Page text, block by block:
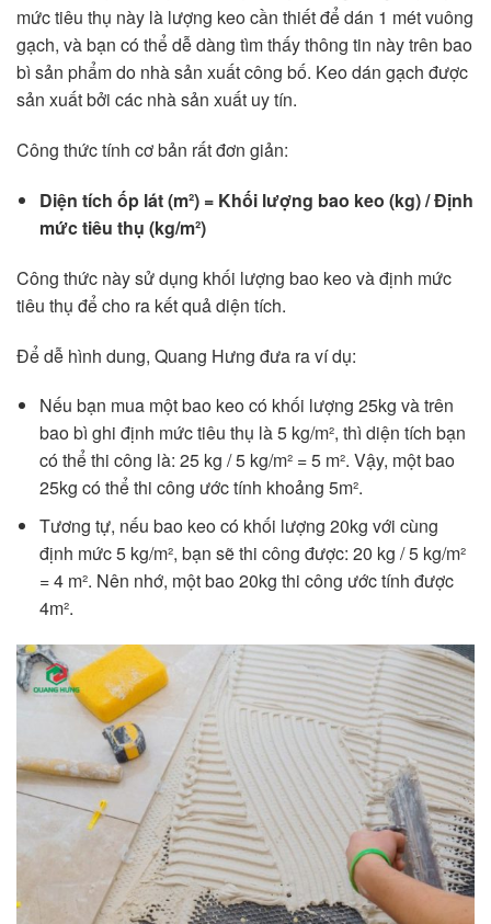
mức tiêu thụ này là lượng keo cần thiết để dán 1 mét vuông
gạch, và bạn có thể dễ dàng tìm thấy thông tin này trên bao
bì sản phẩm do nhà sản xuất công bố. Keo dán gạch được
sản xuất bởi các nhà sản xuất uy tín.
Công thức tính cơ bản rất đơn giản:
Diện tích ốp lát (m²) = Khối lượng bao keo (kg) / Định
mức tiêu thụ (kg/m²)
Công thức này sử dụng khối lượng bao keo và định mức
tiêu thụ để cho ra kết quả diện tích.
Để dễ hình dung, Quang Hưng đưa ra ví dụ:
Nếu bạn mua một bao keo có khối lượng 25kg và trên
bao bì ghi định mức tiêu thụ là 5 kg/m², thì diện tích bạn
có thể thi công là: 25 kg / 5 kg/m² = 5 m². Vậy, một bao
25kg có thể thi công ước tính khoảng 5m².
Tương tự, nếu bao keo có khối lượng 20kg với cùng
định mức 5 kg/m², bạn sẽ thi công được: 20 kg / 5 kg/m²
= 4 m². Nên nhớ, một bao 20kg thi công ước tính được
4m².